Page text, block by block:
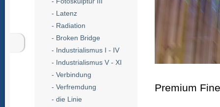
- Latenz
- Radiation
- Broken Bridge
- Industrialismus I - IV
- Industrialismus V - XI
- Verbindung
- Verfremdung
- die Linie
Premium